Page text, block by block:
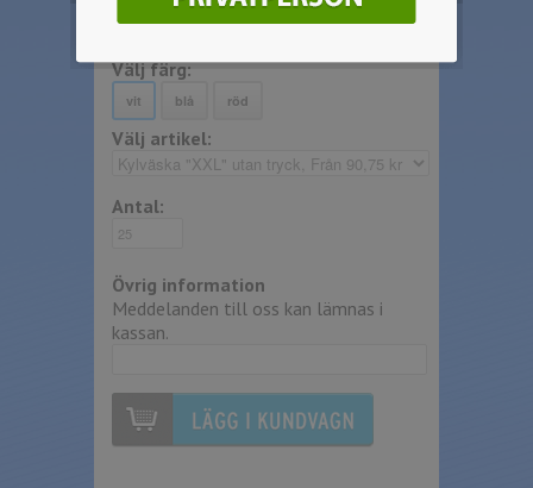
Välj färg:
Välj artikel:
Antal:
Övrig information
Meddelanden till oss kan lämnas i
kassan.